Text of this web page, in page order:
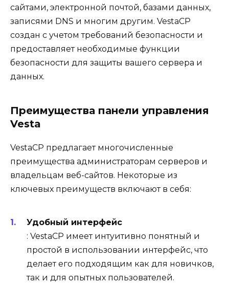
сайтами, электронной почтой, базами данных,
записями DNS и многим другим. VestaCP
создан с учетом требований безопасности и
предоставляет необходимые функции
безопасности для защиты вашего сервера и
данных.
Преимущества панели управления
Vesta
VestaCP предлагает многочисленные
преимущества администраторам серверов и
владельцам веб-сайтов. Некоторые из
ключевых преимуществ включают в себя:
Удобный интерфейс
: VestaCP имеет интуитивно понятный и
простой в использовании интерфейс, что
делает его подходящим как для новичков,
так и для опытных пользователей.